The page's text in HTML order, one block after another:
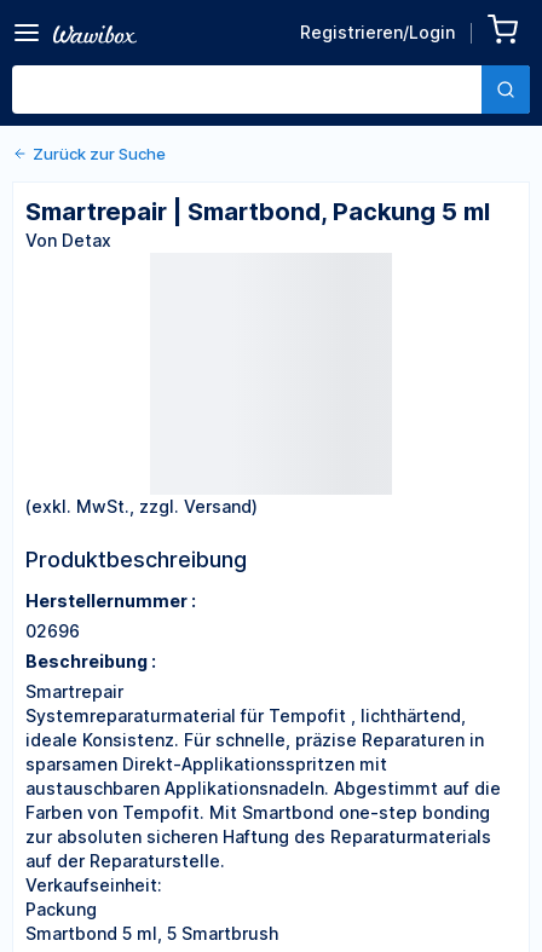
Registrieren/Login
Packung 5 ml
Von Detax
Zurück zu den Produktdetails
Zurück zur Suche
Smartrepair | Smartbond, Packung 5 ml
Von Detax
(exkl. MwSt., zzgl. Versand)
Produktbeschreibung
Herstellernummer :
02696
Beschreibung :
Smartrepair
Systemreparaturmaterial für Tempofit , lichthärtend,
ideale Konsistenz. Für schnelle, präzise Reparaturen in
sparsamen Direkt-Applikationsspritzen mit
austauschbaren Applikationsnadeln. Abgestimmt auf die
Farben von Tempofit. Mit Smartbond one-step bonding
zur absoluten sicheren Haftung des Reparaturmaterials
auf der Reparaturstelle.
Verkaufseinheit:
Packung
Smartbond 5 ml, 5 Smartbrush